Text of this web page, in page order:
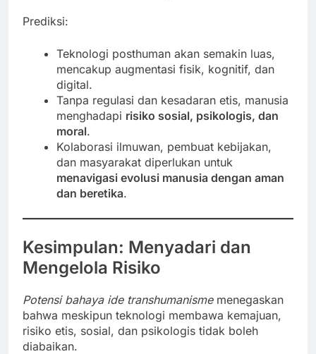
Prediksi:
Teknologi posthuman akan semakin luas,
mencakup augmentasi fisik, kognitif, dan
digital.
Tanpa regulasi dan kesadaran etis, manusia
menghadapi risiko sosial, psikologis, dan
moral.
Kolaborasi ilmuwan, pembuat kebijakan,
dan masyarakat diperlukan untuk
menavigasi evolusi manusia dengan aman
dan beretika.
Kesimpulan: Menyadari dan
Mengelola Risiko
Potensi bahaya ide transhumanismemenegaskan
bahwa meskipun teknologi membawa kemajuan,
risiko etis, sosial, dan psikologis tidak boleh
diabaikan.